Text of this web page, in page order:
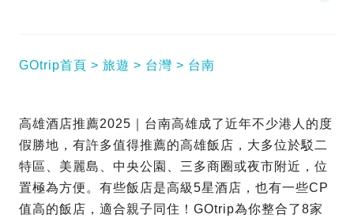
GOtrip首頁 旅遊 台灣 台南
高雄酒店推薦2025｜台南高雄成了近年不少港人的度
假勝地，有許多值得推薦的高雄飯店，大多位於駁二
特區、美麗島、中央公園、三多商圈或夜市附近，位
置極為方便。有些飯店是高級5星酒店，也有一些CP
值高的飯店，適合親子同住！GOtrip為你整合了8家